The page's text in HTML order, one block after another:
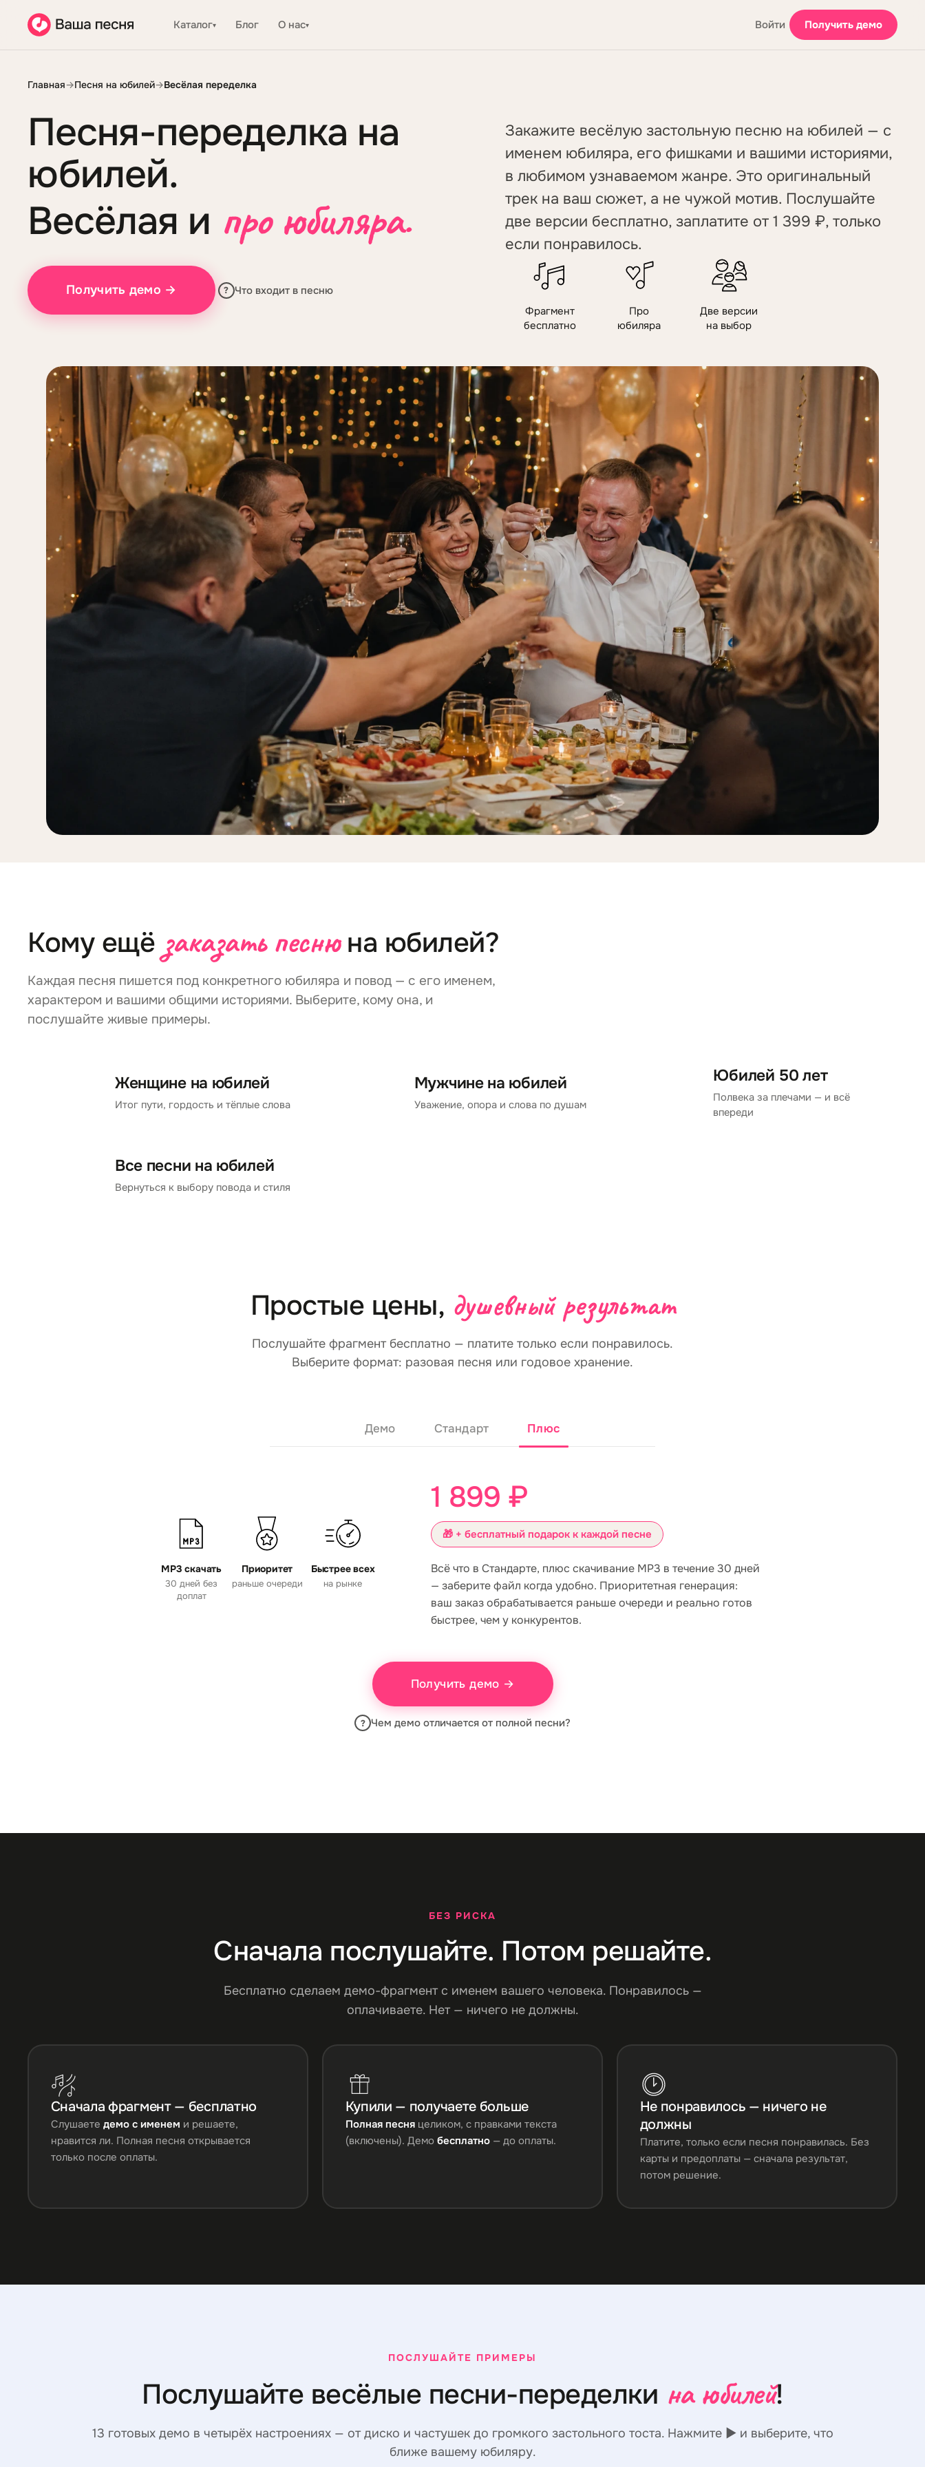
Каталог▾ Блог О нас▾ Войти Получить демо
Главная→Песня на юбилей→Весёлая переделка
Песня-переделка на
юбилей.
Весёлая и про юбиляра.
Получить демо → ? Что входит в песню
Закажите весёлую застольную песню на юбилей — с
именем юбиляра, его фишками и вашими историями,
в любимом узнаваемом жанре. Это оригинальный
трек на ваш сюжет, а не чужой мотив. Послушайте
две версии бесплатно, заплатите от 1 399 ₽, только
если понравилось.
Фрагмент
бесплатно
Про
юбиляра
Две версии
на выбор
Кому ещё заказать песнюна юбилей?
Каждая песня пишется под конкретного юбиляра и повод — с его именем,
характером и вашими общими историями. Выберите, кому она, и
послушайте живые примеры.
Женщине на юбилей
Итог пути, гордость и тёплые слова
Мужчине на юбилей
Уважение, опора и слова по душам
Юбилей 50 лет
Полвека за плечами — и всё
впереди
Все песни на юбилей
Вернуться к выбору повода и стиля
Простые цены, душевный результат
Послушайте фрагмент бесплатно — платите только если понравилось.
Выберите формат: разовая песня или годовое хранение.
Демо Стандарт Плюс
MP3 скачать
30 дней без
доплат
Приоритет
раньше очереди
Быстрее всех
на рынке
1 899 ₽
🎁 + бесплатный подарок к каждой песне
Всё что в Стандарте, плюс скачивание MP3 в течение 30 дней
— заберите файл когда удобно. Приоритетная генерация:
ваш заказ обрабатывается раньше очереди и реально готов
быстрее, чем у конкурентов.
Получить демо →
? Чем демо отличается от полной песни?
БЕЗ РИСКА
Сначала послушайте. Потом решайте.
Бесплатно сделаем демо-фрагмент с именем вашего человека. Понравилось —
оплачиваете. Нет — ничего не должны.
Сначала фрагмент — бесплатно
Слушаете демо с именем и решаете,
нравится ли. Полная песня открывается
только после оплаты.
Купили — получаете больше
Полная песняцеликом, с правками текста
(включены). Демо бесплатно— до оплаты.
Не понравилось — ничего не
должны
Платите, только если песня понравилась. Без
карты и предоплаты — сначала результат,
потом решение.
ПОСЛУШАЙТЕ ПРИМЕРЫ
Послушайте весёлые песни-переделки на юбилей!
13 готовых демо в четырёх настроениях — от диско и частушек до громкого застольного тоста. Нажмите ▶ и выберите, что
ближе вашему юбиляру.